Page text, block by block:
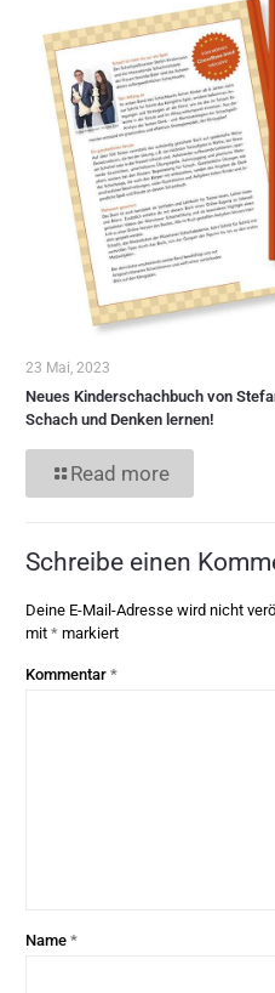
23 Mai, 2023
Neues Kinderschachbuch von
Schach und Denken lernen!
Read more
Schreibe einen
Deine E-Mail-Adresse wird nicht
mit * markiert
Kommentar *
Name *